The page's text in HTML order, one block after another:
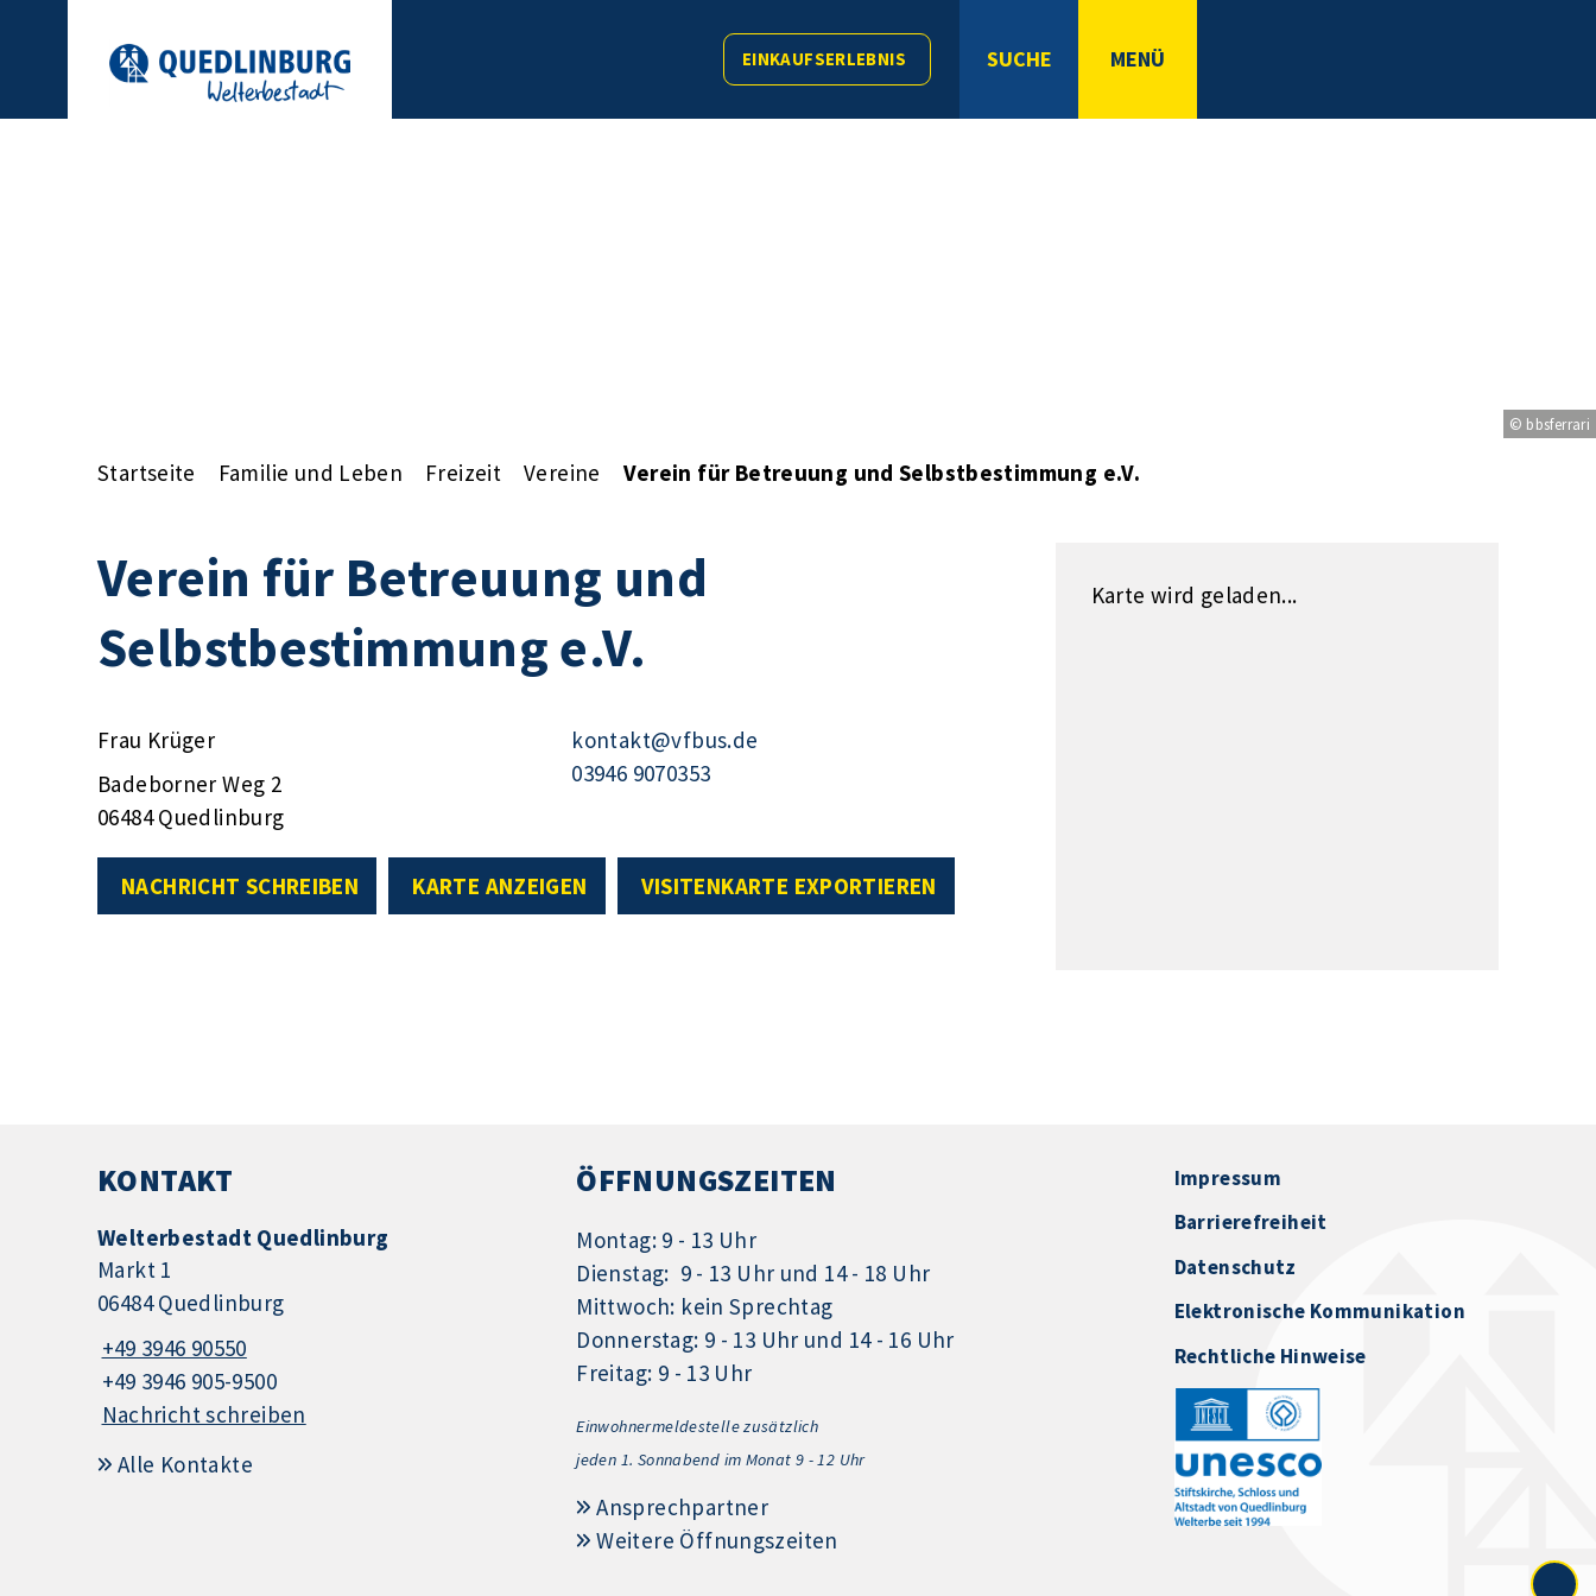
EINKAUFSERLEBNIS SUCHE MENÜ
© bbsferrari
Startseite Familie und Leben Freizeit Vereine Verein für Betreuung und Selbstbestimmung e.V.
Verein für Betreuung und
Selbstbestimmung e.V.
Frau Krüger
Badeborner Weg 2
06484 Quedlinburg
kontakt@vfbus.de
03946 9070353
NACHRICHT SCHREIBEN KARTE ANZEIGEN VISITENKARTE EXPORTIEREN
Karte wird geladen...
KONTAKT
Welterbestadt Quedlinburg
Markt 1
06484 Quedlinburg
+49 3946 90550
+49 3946 905-9500
Nachricht schreiben
Alle Kontakte
ÖFFNUNGSZEITEN
Montag: 9 - 13 Uhr
Dienstag: 9 - 13 Uhr und 14 - 18 Uhr
Mittwoch: kein Sprechtag
Donnerstag: 9 - 13 Uhr und 14 - 16 Uhr
Freitag: 9 - 13 Uhr
Einwohnermeldestelle zusätzlich
jeden 1. Sonnabend im Monat 9 - 12 Uhr
Ansprechpartner
Weitere Öffnungszeiten
Impressum
Barrierefreiheit
Datenschutz
Elektronische Kommunikation
Rechtliche Hinweise